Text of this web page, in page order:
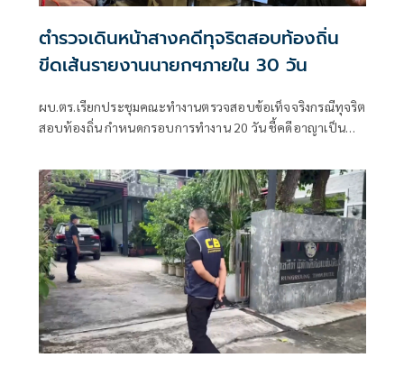
ตำรวจเดินหน้าสางคดีทุจริตสอบท้องถิ่น
ขีดเส้นรายงานนายกฯภายใน 30 วัน
ผบ.ตร.เรียกประชุมคณะทำงานตรวจสอบข้อเท็จจริงกรณีทุจริต
สอบท้องถิ่น กำหนดกรอบการทำงาน 20 วัน ชี้คดีอาญาเป็น